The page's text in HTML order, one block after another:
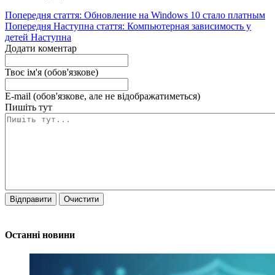
Попередня стаття: Обновление на Windows 10 стало платным
Попередня Наступна стаття: Компьютерная зависимость у
детей Наступна
Додати коментар
Твоє ім'я (обов'язкове)
E-mail (обов'язкове, але не відображатиметься)
Пишіть тут
Відправити Очистити
Останні новини